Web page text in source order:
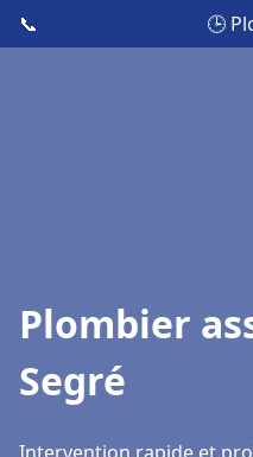
📞 🕒
Plombier
Segré